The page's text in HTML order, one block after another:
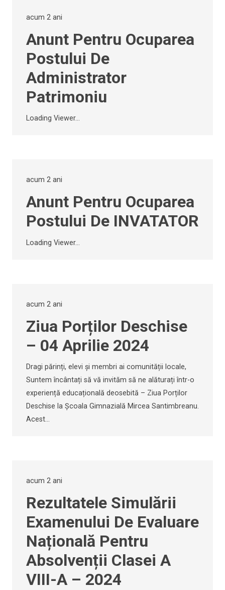
acum 2 ani
Anunt Pentru Ocuparea
Postului De
Administrator
Patrimoniu
Loading Viewer...
acum 2 ani
Anunt Pentru Ocuparea
Postului De INVATATOR
Loading Viewer...
acum 2 ani
Ziua Porților Deschise
– 04 Aprilie 2024
Dragi părinți, elevi și membri ai comunității locale,
Suntem încântați să vă invităm să ne alăturați într-o
experiență educațională deosebită – Ziua Porților
Deschise la Școala Gimnazială Mircea Santimbreanu.
Acest…
acum 2 ani
Rezultatele Simulării
Examenului De Evaluare
Națională Pentru
Absolvenții Clasei A
VIII-A – 2024